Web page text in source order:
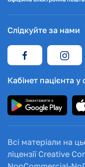
Слідкуйте за нами
Кабінет пацієнта
Всі матеріали на
ліцензії Creative